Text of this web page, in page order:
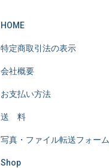
HOME
特定商取引法の表示
会社概要
お支払い方法
送 料
写真・ファイル転送フォーム
Shop